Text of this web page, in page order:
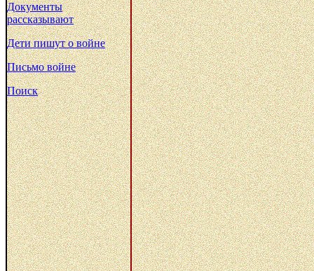
Документы
рассказывают
Дети пишут о войне
Письмо войне
Поиск